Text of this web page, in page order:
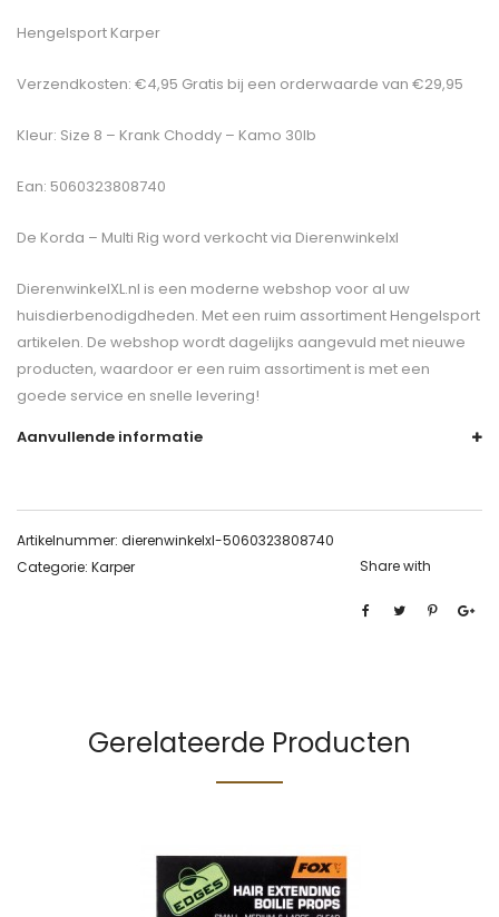
Hengelsport Karper
Verzendkosten: €4,95 Gratis bij een orderwaarde van €29,95
Kleur: Size 8 – Krank Choddy – Kamo 30lb
Ean: 5060323808740
De Korda – Multi Rig word verkocht via Dierenwinkelxl
DierenwinkelXL.nl is een moderne webshop voor al uw
huisdierbenodigdheden. Met een ruim assortiment Hengelsport
artikelen. De webshop wordt dagelijks aangevuld met nieuwe
producten, waardoor er een ruim assortiment is met een
goede service en snelle levering!
Aanvullende informatie
Artikelnummer: dierenwinkelxl-5060323808740
Categorie: Karper Share with
Gerelateerde Producten